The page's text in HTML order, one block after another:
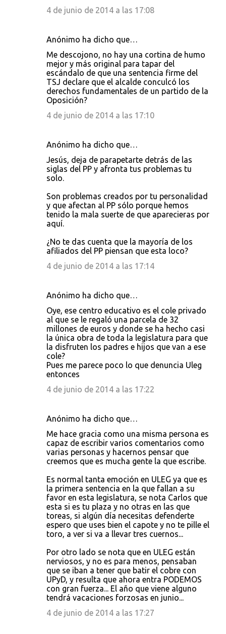
4 de junio de 2014 a las 17:08
Anónimo ha dicho que…
Me descojono, no hay una cortina de humo
mejor y más original para tapar del
escándalo de que una sentencia firme del
TSJ declare que el alcalde conculcó los
derechos fundamentales de un partido de la
Oposición?
4 de junio de 2014 a las 17:10
Anónimo ha dicho que…
Jesús, deja de parapetarte detrás de las
siglas del PP y afronta tus problemas tu
solo.
Son problemas creados por tu personalidad
y que afectan al PP sólo porque hemos
tenido la mala suerte de que aparecieras por
aquí.
¿No te das cuenta que la mayoría de los
afiliados del PP piensan que esta loco?
4 de junio de 2014 a las 17:14
Anónimo ha dicho que…
Oye, ese centro educativo es el cole privado
al que se le regaló una parcela de 32
millones de euros y donde se ha hecho casi
la única obra de toda la legislatura para que
la disfruten los padres e hijos que van a ese
cole?
Pues me parece poco lo que denuncia Uleg
entonces
4 de junio de 2014 a las 17:22
Anónimo ha dicho que…
Me hace gracia como una misma persona es
capaz de escribir varios comentarios como
varias personas y hacernos pensar que
creemos que es mucha gente la que escribe.
Es normal tanta emoción en ULEG ya que es
la primera sentencia en la que fallan a su
favor en esta legislatura, se nota Carlos que
esta si es tu plaza y no otras en las que
toreas, si algún día necesitas defenderte
espero que uses bien el capote y no te pille el
toro, a ver si va a llevar tres cuernos...
Por otro lado se nota que en ULEG están
nerviosos, y no es para menos, pensaban
que se iban a tener que batir el cobre con
UPyD, y resulta que ahora entra PODEMOS
con gran fuerza... El año que viene alguno
tendrá vacaciones forzosas en junio...
4 de junio de 2014 a las 17:27